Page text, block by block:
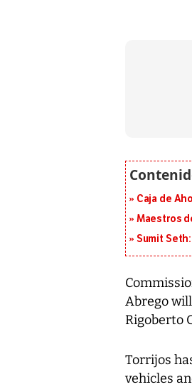
Caja de
Maestros
Sumit Seth:
Abrego
Rigoberto
Torrijos
vehicles